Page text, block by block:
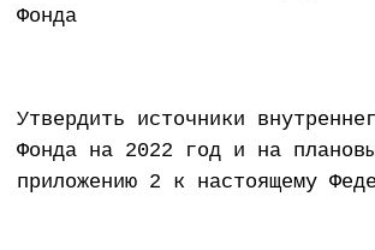
Фонда
Утвердить источники
Фонда на 2022 год и на
приложению 2 к настоящему